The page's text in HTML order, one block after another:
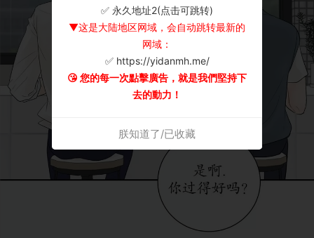
✅ 永久地址2(点击可跳转)
▼这是大陆地区网域，会自动跳转最新的
网域：
✅ https://yidanmh.me/
😘 您的每一次點擊廣告，就是我們堅持下
去的動力！
朕知道了/已收藏